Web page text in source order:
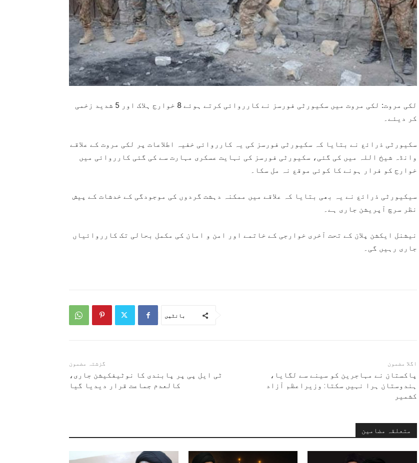
لکی مروت: لکی مروت میں سکیورٹی فورسز نے کارروائی کرتے ہوئے 8 خوارج ہلاک اور 5 شدید زخمی
کر دیئے۔
سکیورٹی ذرائع نے بتایا کہ سکیورٹی فورسز کی یہ کارروائی خفیہ اطلاعات پر لکی مروت کے علاقے
وانڈہ شیخ اللہ میں کی گئی، سکیورٹی فورسز کی نہایت عسکری مہارت سے کی گئی کارروائی میں
خوارج کو فرار ہونے کا کوئی موقع نہ مل سکا۔
سیکیورٹی ذرائع نے یہ بھی بتایا کہ علاقے میں ممکنہ دہشت گردوں کی موجودگی کے خدشات کے پیش
نظر سرچ آپریشن جاری ہے۔
نیشنل ایکشن پلان کے تحت آخری خوارجی کے خاتمے اور امن و امان کی مکمل بحالی تک کارروائیاں
جاری رہیں گی۔
بانٹیں
گزشتہ مضمون
ٹی ایل پی پر پابندی کا نوٹیفکیشن جاری،
کالعدم جماعت قرار دیدیا گیا
اگلا مضمون
پاکستان نے مہاجرین کو سینے سے لگایا،
ہندوستان ہرا نہیں سکتا: وزیراعظم آزاد
کشمیر
متعلقہ مضامین